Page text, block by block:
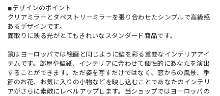
◾︎デザインのポイント
クリアミラーとタペストリーミラーを張り合わせたシンプルで高級感
あるデザインです。
面取りに映る光がとてもきれいなスタンダード商品です。
鏡はヨーロッパでは絵画と同じように壁を彩る重要なインテリアアイ
テムです。部屋や壁紙、インテリアに合わせて個性的にあなたを演出
することができます。ただ姿を写すだけではなく、窓からの風景、季
節のお花、お気に入りの小物などを映し込むことであなたのインテリ
アがさらに素敵にレベルアップします。当ショップではヨーロッパの